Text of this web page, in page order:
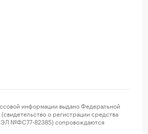
информации выдано Федеральной
о регистрации средства
ЭЛ №ФС77-82385) сопровождаются